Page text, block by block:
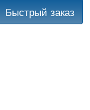
Быстрый заказ